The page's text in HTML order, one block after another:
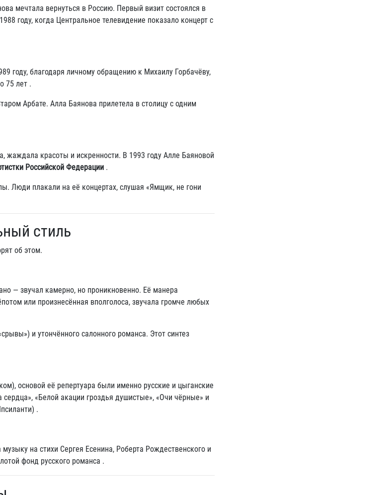
мечтала вернуться в Россию. Первый визит состоялся в
году, когда Центральное телевидение показало концерт с
году, благодаря личному обращению к Михаилу Горбачёву,
75 лет .
Арбате. Алла Баянова прилетела в столицу с одним
красоты и искренности. В 1993 году Алле Баяновой
Российской Федерации .
Люди плакали на её концертах, слушая «Ямщик, не гони
стиль
об этом.
— звучал камерно, но проникновенно. Её манера
или произнесённая вполголоса, звучала громче любых
и утончённого салонного романса. Этот синтез
основой её репертуара были именно русские и цыганские
«Белой акации гроздья душистые», «Очи чёрные» и
.
на стихи Сергея Есенина, Роберта Рождественского и
фонд русского романса .